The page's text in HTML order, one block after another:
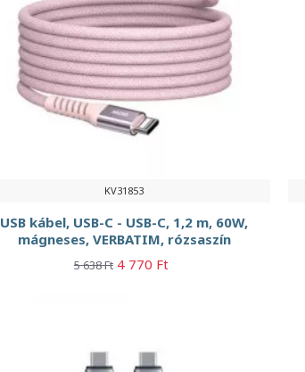
KV31853
USB kábel, USB-C - USB-C, 1,2 m, 60W,
mágneses, VERBATIM, rózsaszín
5 638 Ft 4 770 Ft